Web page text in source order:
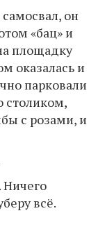
он
«бац» и
площадку
оказалась и
парковали
столиком,
с розами, и
Ничего
всё.